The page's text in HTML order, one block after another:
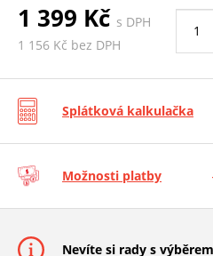
1 399 Kč s DPH
1 156 Kč bez DPH
Splátková kalkulačka
Možnosti platby
Nevíte si rady s